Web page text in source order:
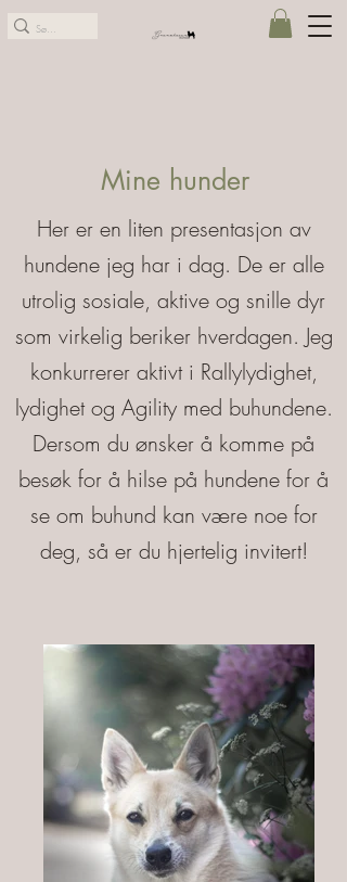
Mine hunder
Her er en liten presentasjon av
hundene jeg har i dag. De er alle
utrolig sosiale, aktive og snille dyr
som virkelig beriker hverdagen. Jeg
konkurrerer aktivt i Rallylydighet,
lydighet og Agility med buhundene.
Dersom du ønsker å komme på
besøk for å hilse på hundene for å
se om buhund kan være noe for
deg, så er du hjertelig invitert!